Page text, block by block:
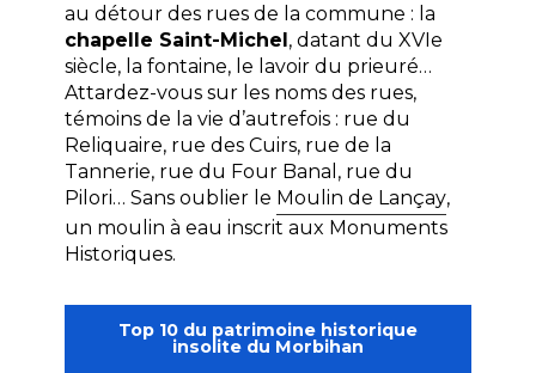
au détour des rues de la commune : la
chapelle Saint-Michel, datant du XVIe
siècle, la fontaine, le lavoir du prieuré…
Attardez-vous sur les noms des rues,
témoins de la vie d’autrefois : rue du
Reliquaire, rue des Cuirs, rue de la
Tannerie, rue du Four Banal, rue du
Pilori… Sans oublier le Moulin de Lançay,
un moulin à eau inscrit aux Monuments
Historiques.
Top 10 du patrimoine historique
insolite du Morbihan